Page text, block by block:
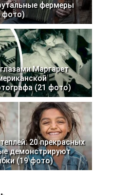
фермеры
фото)
Маргарет
(21 фото)
20 прекрасных
демонстрируют
(19 фото)